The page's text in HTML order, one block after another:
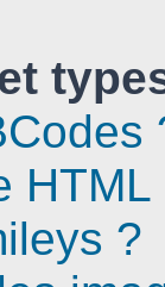
HTML
?